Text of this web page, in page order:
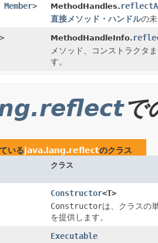
Member>
MethodHandles.
直接メソッド・ハンドルの
>
MethodHandleInfo.
メソッド、コンストラクタ
す。
で
いるjava.lang.reflectのクラス
クラス
Constructor<T>
Constructorは、クラスの
を提供します。
Executable